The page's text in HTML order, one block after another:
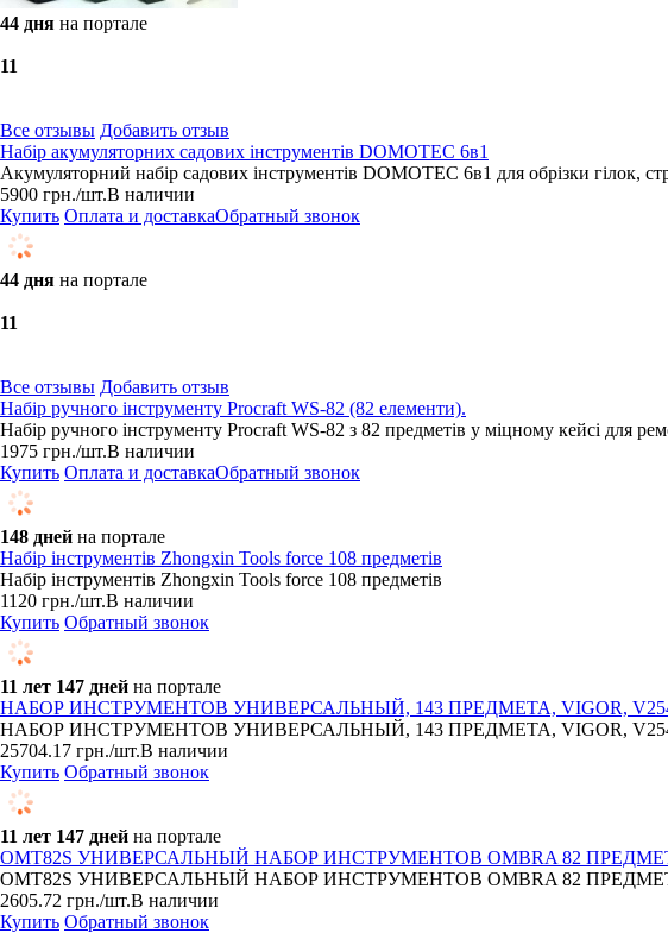
44 дня на портале
11
Все отзывы Добавить отзыв
Набір акумуляторних садових інструментів DOMOTEC 6в1
Акумуляторний набір садових інструментів DOMOTEC 6в1 для обрізки гілок,
5900 грн./шт.В наличии
Купить Оплата и доставкаОбратный звонок
44 дня на портале
11
Все отзывы Добавить отзыв
Набір ручного інструменту Procraft WS-82 (82 елементи).
Набір ручного інструменту Procraft WS-82 з 82 предметів у міцному кейсі для
1975 грн./шт.В наличии
Купить Оплата и доставкаОбратный звонок
148 дней на портале
Набір інструментів Zhongxin Tools force 108 предметів
Набір інструментів Zhongxin Tools force 108 предметів
1120 грн./шт.В наличии
Купить Обратный звонок
11 лет 147 дней на портале
НАБОР ИНСТРУМЕНТОВ УНИВЕРСАЛЬНЫЙ, 143 ПРЕДМЕТА, VIGOR,
НАБОР ИНСТРУМЕНТОВ УНИВЕРСАЛЬНЫЙ, 143 ПРЕДМЕТА, VIGOR,
25704.17 грн./шт.В наличии
Купить Обратный звонок
11 лет 147 дней на портале
OMT82S УНИВЕРСАЛЬНЫЙ НАБОР ИНСТРУМЕНТОВ OMBRA 82
OMT82S УНИВЕРСАЛЬНЫЙ НАБОР ИНСТРУМЕНТОВ OMBRA 82 ПРЕДМЕТА1/
2605.72 грн./шт.В наличии
Купить Обратный звонок